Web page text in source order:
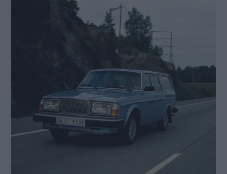
verktyg och extra skruvarvana – men det går!
Klassikerguiden Tjorven
En svensk klassiker, en bit samhällshistoria och en
lättlastad kombi – allt i ett – för rimliga pengar. Köpsug!
Det går en röd tråd genom Christians liv: Raka
karosslinjer och stor lucka därbak! Vilka slutsatser går
att dra av bilbilderna i ditt fotoalbum?